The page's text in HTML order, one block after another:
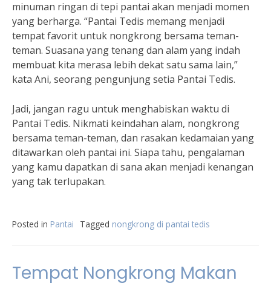
minuman ringan di tepi pantai akan menjadi momen
yang berharga. “Pantai Tedis memang menjadi
tempat favorit untuk nongkrong bersama teman-
teman. Suasana yang tenang dan alam yang indah
membuat kita merasa lebih dekat satu sama lain,”
kata Ani, seorang pengunjung setia Pantai Tedis.
Jadi, jangan ragu untuk menghabiskan waktu di
Pantai Tedis. Nikmati keindahan alam, nongkrong
bersama teman-teman, dan rasakan kedamaian yang
ditawarkan oleh pantai ini. Siapa tahu, pengalaman
yang kamu dapatkan di sana akan menjadi kenangan
yang tak terlupakan.
Posted in Pantai Tagged nongkrong di pantai tedis
Tempat Nongkrong Makan